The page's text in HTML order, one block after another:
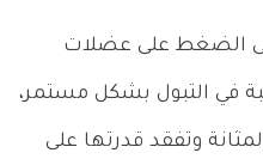
إلى الضغط على عضلات
في التبول بشكل مستمر،
وتفقد قدرتها على